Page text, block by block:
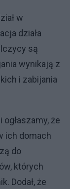
w
działa
są
wynikają z
i zabijania
że
ich domach
do
których
Dodał, że